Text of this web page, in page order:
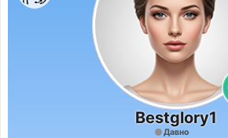
Bestglory1
Давно